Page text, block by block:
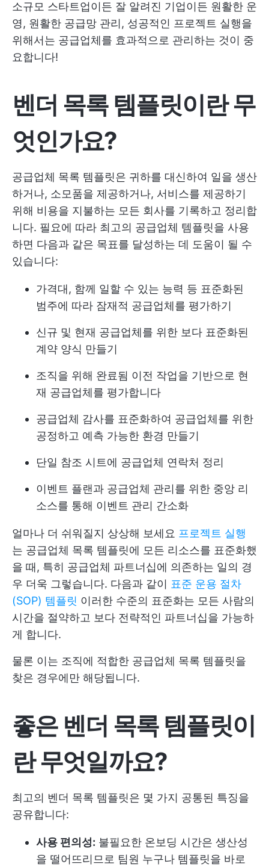
소규모 스타트업이든 잘 알려진 기업이든 원활한 운
영, 원활한 공급망 관리, 성공적인 프로젝트 실행을
위해서는 공급업체를 효과적으로 관리하는 것이 중
요합니다!
벤더 목록 템플릿이란 무
엇인가요?
공급업체 목록 템플릿은 귀하를 대신하여 일을 생산
하거나, 소모품을 제공하거나, 서비스를 제공하기
위해 비용을 지불하는 모든 회사를 기록하고 정리합
니다. 필요에 따라 최고의 공급업체 템플릿을 사용
하면 다음과 같은 목표를 달성하는 데 도움이 될 수
있습니다:
가격대, 함께 일할 수 있는 능력 등 표준화된
범주에 따라 잠재적 공급업체를 평가하기
신규 및 현재 공급업체를 위한 보다 표준화된
계약 양식 만들기
조직을 위해 완료됨 이전 작업을 기반으로 현
재 공급업체를 평가합니다
공급업체 감사를 표준화하여 공급업체를 위한
공정하고 예측 가능한 환경 만들기
단일 참조 시트에 공급업체 연락처 정리
이벤트 플랜과 공급업체 관리를 위한 중앙 리
소스를 통해 이벤트 관리 간소화
얼마나 더 쉬워질지 상상해 보세요 프로젝트 실행
는 공급업체 목록 템플릿에 모든 리소스를 표준화했
을 때, 특히 공급업체 파트너십에 의존하는 일의 경
우 더욱 그렇습니다. 다음과 같이 표준 운용 절차
(SOP) 템플릿 이러한 수준의 표준화는 모든 사람의
시간을 절약하고 보다 전략적인 파트너십을 가능하
게 합니다.
물론 이는 조직에 적합한 공급업체 목록 템플릿을
찾은 경우에만 해당됩니다.
좋은 벤더 목록 템플릿이
란 무엇일까요?
최고의 벤더 목록 템플릿은 몇 가지 공통된 특징을
공유합니다:
사용 편의성: 불필요한 온보딩 시간은 생산성
을 떨어뜨리므로 팀원 누구나 템플릿을 바로